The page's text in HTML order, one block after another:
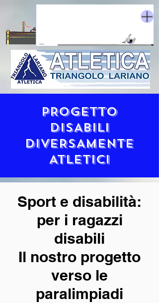
PROGETTO
DISABILI
DIVERSAmENTE
ATLETICI
Sport e disabilità:
per i ragazzi
disabili
Il nostro progetto
verso le
paralimpiadi